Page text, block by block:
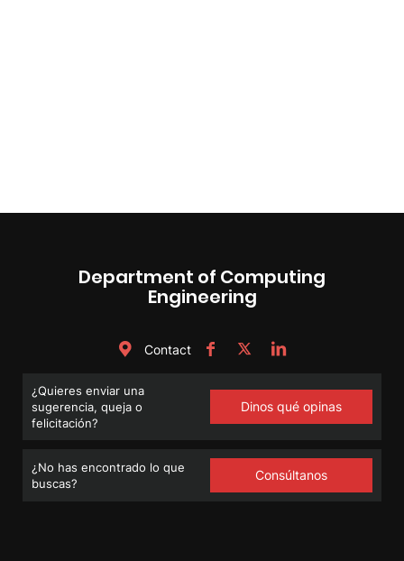
Department of Computing
Engineering
Contact
¿Quieres enviar una
sugerencia, queja o
felicitación?
Dinos qué opinas
¿No has encontrado lo que
buscas?
Consúltanos